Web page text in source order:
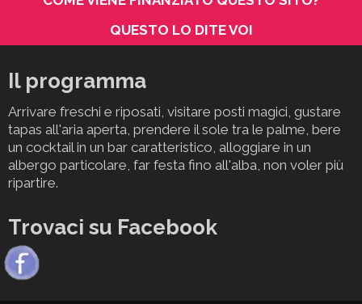
QUESTO LO DITE VOI
Il programma
Arrivare freschi e riposati, visitare posti magici, gustare
tapas all'aria aperta, prendere il sole tra le palme, bere
un cocktail in un bar caratteristico, alloggiare in un
albergo particolare, far festa fino all'alba, non voler più
ripartire.
Trovaci su Facebook